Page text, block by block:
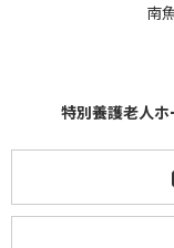
南
特別養護老人ホ